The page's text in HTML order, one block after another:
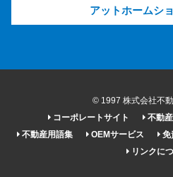
アットホームシ
© 1997 株式会社不
コーポレートサイト
不動産
不動産用語集
OEMサービス 免
リンクに